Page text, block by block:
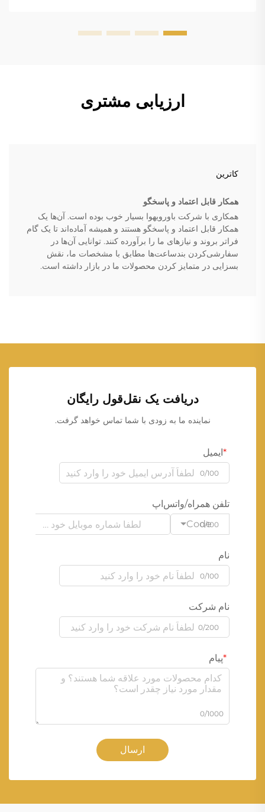
ارزیابی مشتری
کاترین
همکار قابل اعتماد و پاسخگو
همکاری با شرکت باورویهوا بسیار خوب بوده است. آن‌ها یک
همکار قابل اعتماد و پاسخگو هستند و همیشه آماده‌اند تا یک گام
فراتر بروند و نیازهای ما را برآورده کنند. توانایی آن‌ها در
سفارشی‌کردن بندساعت‌ها مطابق با مشخصات ما، نقش
بسزایی در متمایز کردن محصولات ما در بازار داشته است.
دریافت یک نقل‌قول رایگان
نماینده ما به زودی با شما تماس خواهد گرفت.
ایمیل
0/100
تلفن همراه/واتس‌اپ
Code
0/100
نام
0/100
نام شرکت
0/200
پیام
0/1000
ارسال